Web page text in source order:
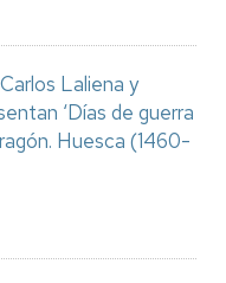
Laliena y
‘Días de guerra
Huesca (1460-